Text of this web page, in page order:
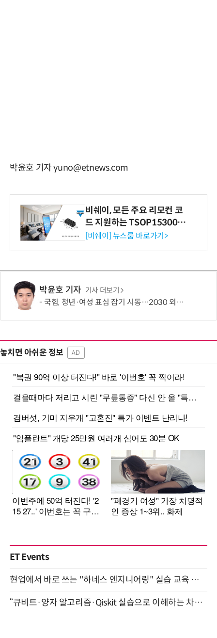
박윤호 기자 yuno@etnews.com
비쉐이, 모든 주요 리모컨 코
드 지원하는 TSOP15300 시
리즈 IR 수신기 출시
[비쉐이] 뉴스룸 바로가기>
박윤호 기자 기사 더보기
국힘, 청년·여성 표심 잡기 시동…2030 외연 확장 본격화
놓치면 아쉬운 정보 AD
ET Events
현업에서 바로 쓰는 "하네스 엔지니어링" 실습 교육 워크숍 8월 20일 개최
“큐비트·양자 알고리즘·Qiskit 실습으로 이해하는 차세대 컴퓨팅” (8/28)